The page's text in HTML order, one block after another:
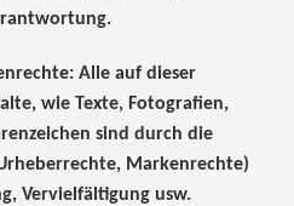
Alle auf dieser
wie Texte, Fotografien,
sind durch die
Markenrechte)
Vervielfältigung usw.